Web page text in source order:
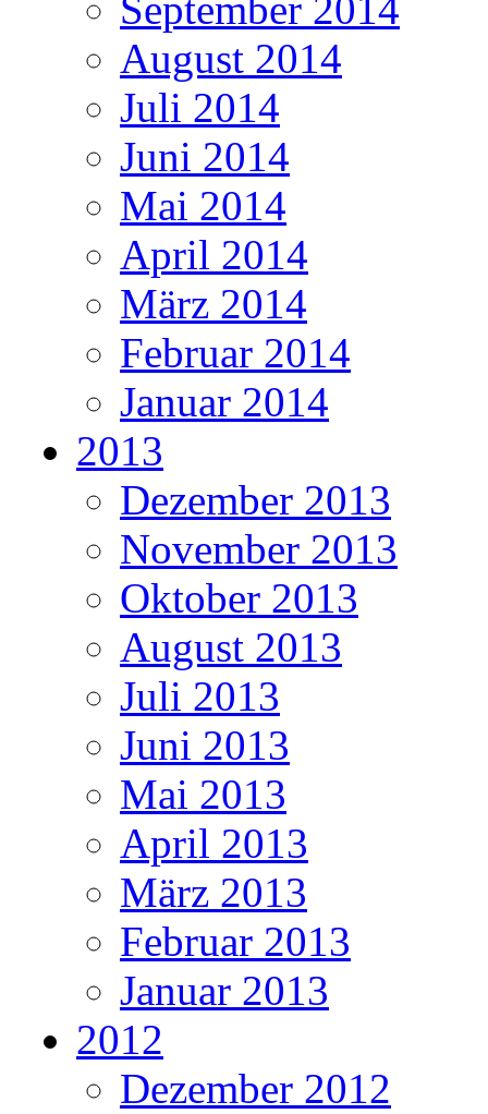
September 2014
August 2014
Juli 2014
Juni 2014
Mai 2014
April 2014
März 2014
Februar 2014
Januar 2014
2013
Dezember 2013
November 2013
Oktober 2013
August 2013
Juli 2013
Juni 2013
Mai 2013
April 2013
März 2013
Februar 2013
Januar 2013
2012
Dezember 2012